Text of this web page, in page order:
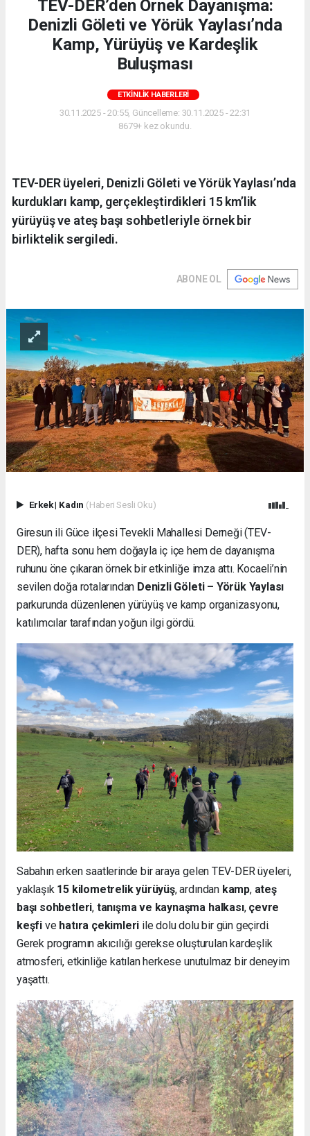
TEV-DER’den Örnek Dayanışma:
Denizli Göleti ve Yörük Yaylası’nda
Kamp, Yürüyüş ve Kardeşlik
Buluşması
ETKINLIK HABERLERI
30.11.2025 - 20:55, Güncelleme: 30.11.2025 - 22:31
8679+ kez okundu.
TEV-DER üyeleri, Denizli Göleti ve Yörük Yaylası’nda
kurdukları kamp, gerçekleştirdikleri 15 km’lik
yürüyüş ve ateş başı sohbetleriyle örnek bir
birliktelik sergiledi.
ABONE OL
Erkek| Kadın (Haberi Sesli Oku)
Giresun ili Güce ilçesi Tevekli Mahallesi Derneği (TEV-
DER), hafta sonu hem doğayla iç içe hem de dayanışma
ruhunu öne çıkaran örnek bir etkinliğe imza attı. Kocaeli’nin
sevilen doğa rotalarından Denizli Göleti – Yörük Yaylası
parkurunda düzenlenen yürüyüş ve kamp organizasyonu,
katılımcılar tarafından yoğun ilgi gördü.
Sabahın erken saatlerinde bir araya gelen TEV-DER üyeleri,
yaklaşık 15 kilometrelik yürüyüş, ardından kamp, ateş
başı sohbetleri, tanışma ve kaynaşma halkası, çevre
keşfi ve hatıra çekimleri ile dolu dolu bir gün geçirdi.
Gerek programın akıcılığı gerekse oluşturulan kardeşlik
atmosferi, etkinliğe katılan herkese unutulmaz bir deneyim
yaşattı.